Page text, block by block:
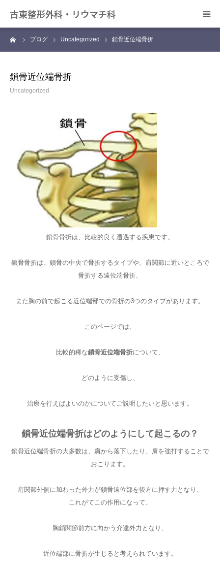
古東整形外科・リウマチ科
ブログ Uncategorized 鎖骨近位端骨折
鎖骨近位端骨折
Uncategorized
鎖骨骨折は、比較的良く遭遇する疾患です。
鎖骨骨折は、鎖骨の中央で骨折するタイプや、肩関節に近いところで
骨折する遠位端骨折、
また胸の前で起こる近位端部での骨折の3つのタイプがあります。
このページでは、
比較的稀な鎖骨近位端骨折について、
どのように受傷し、
治療を行えばよいのかについてご説明したいと思います。
鎖骨近位端骨折はどのようにして起こるの？
鎖骨近位端骨折の大多数は、肩から落下したり、肩を強打することで
おこります。
肩関節外側に加わった外力が鎖骨遠位部を後方に押す力となり、
これがてこの作用になって、
胸鎖関節前方に向かう介達外力となり、
近位端部に骨折が生じると考えられています。
日帰り手術について
カンファレンス